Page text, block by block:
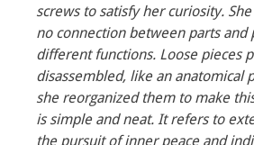
screws to satisfy her curiosity.
no connection between parts and
different functions. Loose pieces
disassembled, like an anatomical
she reorganized them to make
is simple and neat. It refers to
the pursuit of inner peace and